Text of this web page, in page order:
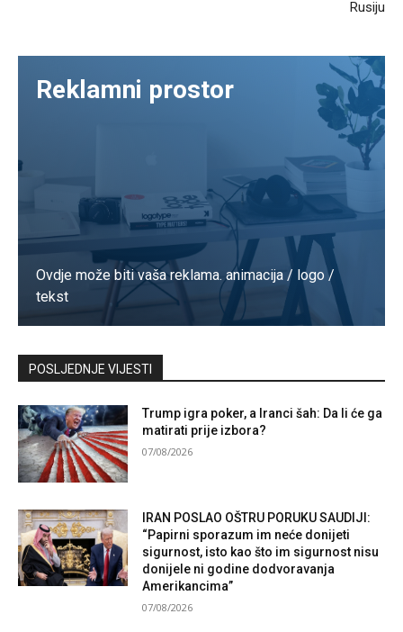
Rusiju
Reklamni prostor
Ovdje može biti vaša reklama. animacija / logo /
tekst
Kontaktirajte nas
POSLJEDNJE VIJESTI
Trump igra poker, a Iranci šah: Da li će ga
matirati prije izbora?
07/08/2026
IRAN POSLAO OŠTRU PORUKU SAUDIJI:
“Papirni sporazum im neće donijeti
sigurnost, isto kao što im sigurnost nisu
donijele ni godine dodvoravanja
Amerikancima”
07/08/2026